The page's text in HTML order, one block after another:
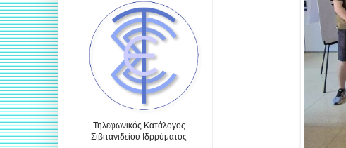
Τηλεφωνικός Κατάλογος
Σιβιτανιδείου Ιδρρύματος